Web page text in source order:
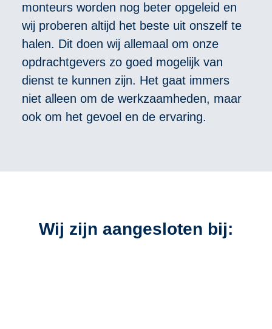
monteurs worden nog beter opgeleid en
wij proberen altijd het beste uit onszelf te
halen. Dit doen wij allemaal om onze
opdrachtgevers zo goed mogelijk van
dienst te kunnen zijn. Het gaat immers
niet alleen om de werkzaamheden, maar
ook om het gevoel en de ervaring.
Wij zijn aangesloten bij: